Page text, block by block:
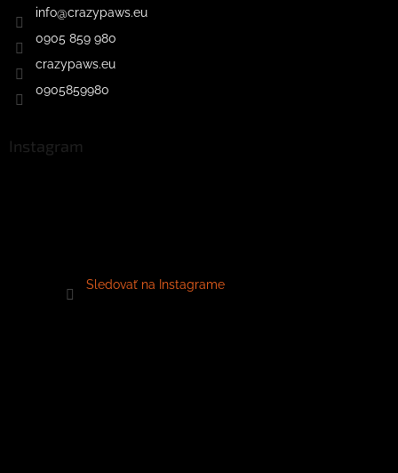
info@crazypaws.eu
0905 859 980
crazypaws.eu
0905859980
Instagram
Sledovať na Instagrame